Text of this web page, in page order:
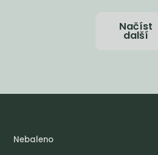
Načíst
další
Nebaleno